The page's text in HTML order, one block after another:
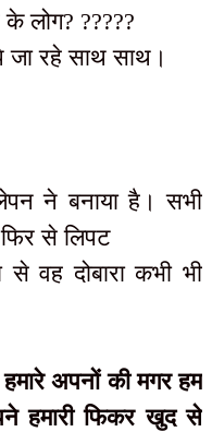
लोग? ?????
जा रहे साथ साथ।
ने बनाया है। सभी
से लिपट
वह दोबारा कभी भी
अपनों की मगर हम
हमारी फिकर खुद से